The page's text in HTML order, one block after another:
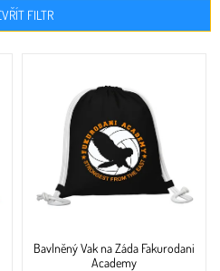
FILTR
Bavlněný Vak na Záda Fakurodani
Academy